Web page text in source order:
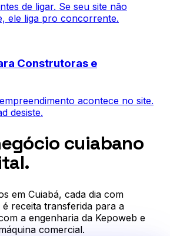
de ligar. Se seu site não
ele liga pro concorrente.
Construtoras e
acontece no site.
desiste.
cuiabano
em Cuiabá, cada dia com
receita transferida para a
a engenharia da Kepoweb e
comercial.